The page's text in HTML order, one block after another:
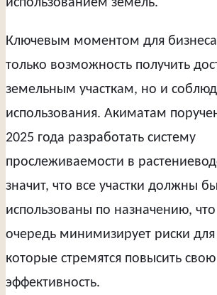
Ключевым моментом для бизнеса
только возможность получить
земельным участкам, но и
использования. Акиматам
2025 года разработать систему
прослеживаемости в
значит, что все участки должны
использованы по назначению,
очередь минимизирует риски
которые стремятся повысить свою
эффективность.